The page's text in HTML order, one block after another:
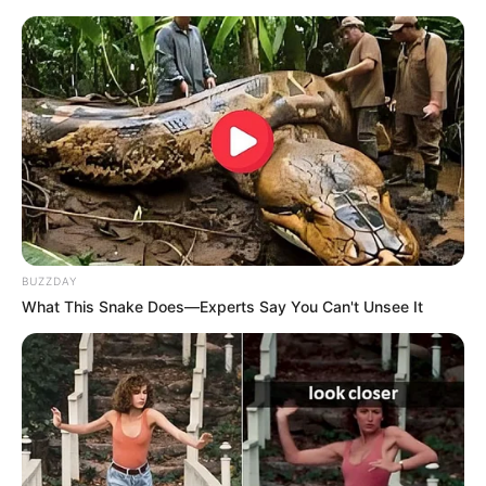
Museum, Vorführungen und Verkauf von
kunstgewerblichen Gussprodukten aus
Eisen in einer Museums-Schaugießerei.
Goethes Gartenhaus im Ilmpark Weimar
Der erste Weimarer Wohnsitz des Dichters
zeigt sich dem Besucher in originaler
Ausstattung.
Zu besichtigen sind die Wohnräume des
Sommerhauses von Herzog Carl August.
Schloss Belvedere
Ein aus mehreren Gebäuden bestehender
Schlosskomplex mit Ausstellungen und
einem riesigen Park, der zum zum
BUZZDAY
What This Snake Does—Experts Say You Can't Unsee It